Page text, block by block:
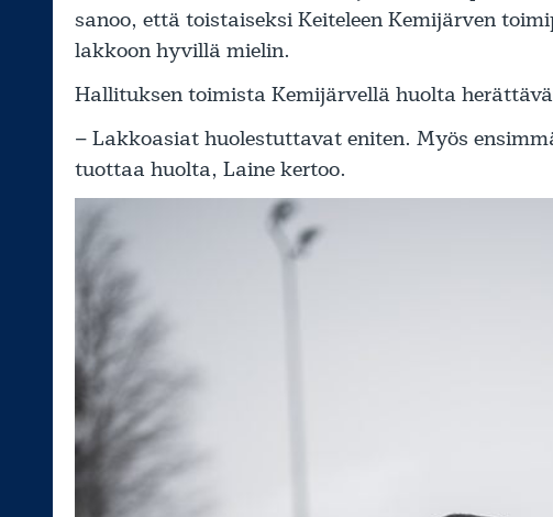
sanoo, että toistaiseksi Keiteleen Kemijärven
lakkoon hyvillä mielin.
Hallituksen toimista Kemijärvellä huolta
– Lakkoasiat huolestuttavat eniten. Myös
tuottaa huolta, Laine kertoo.